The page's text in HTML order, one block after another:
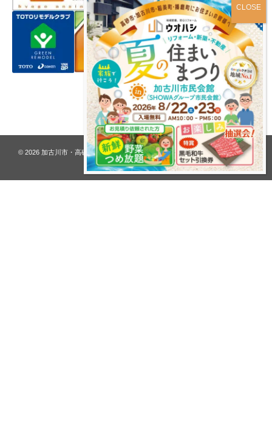
プライバシーポリシー
© 2026 加古川市・高砂市 夢リフォーム ウオハシ – 創業128年の老舗. All rights
reserved.